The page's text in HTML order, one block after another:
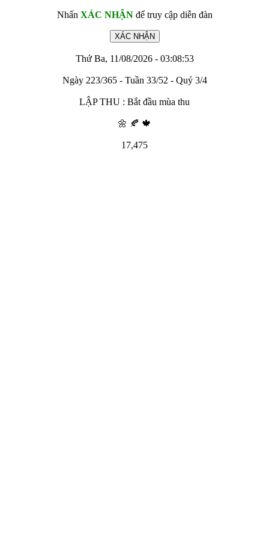
Nhấn XÁC NHẬNđể truy cập diễn đàn
Thứ Ba, 11/08/2026 - 03:08:53
Ngày 223/365 - Tuần 33/52 - Quý 3/4
LẬP THU : Bắt đầu mùa thu
🌼 🍂 🍁
17,475